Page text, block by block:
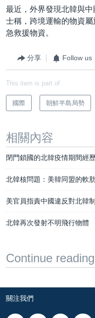
最近，外界發現北韓與
士稱，跨境運輸的物資
急救援物資。
分享 Follow us
This item is part of
國際 朝鮮半島局勢
相關內容
閉門鎖國的北韓疫情期間經
北韓核問題：美韓同盟的軟肋
美官員指責中國違反對北韓
北韓再次發射不明飛行物體
Continue reading
關注我們